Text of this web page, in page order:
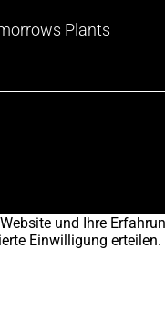
Plants
und Ihre
Einwilligung erteilen.